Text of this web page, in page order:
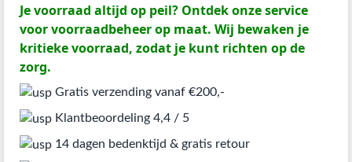
Je voorraad altijd op peil? Ontdek onze service
voor voorraadbeheer op maat. Wij bewaken je
kritieke voorraad, zodat je kunt richten op de
zorg.
Gratis verzending vanaf €200,-
Klantbeoordeling 4,4 / 5
14 dagen bedenktijd & gratis retour